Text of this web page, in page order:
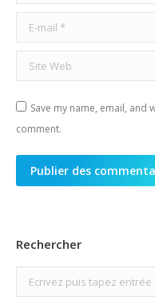
E-mail *
Site Web
Save my name, email, and
comment.
Publier des
Rechercher
Search: